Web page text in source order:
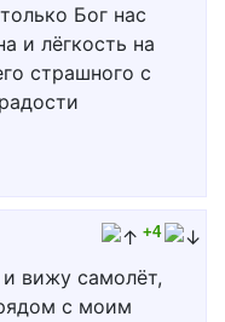
Бог нас
и лёгкость на
страшного с
+4
вижу самолёт,
с моим